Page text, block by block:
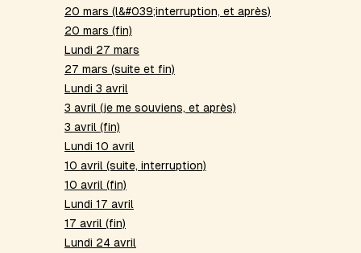
20 mars (l&#039;interruption, et après)
20 mars (fin)
Lundi 27 mars
27 mars (suite et fin)
Lundi 3 avril
3 avril (je me souviens, et après)
3 avril (fin)
Lundi 10 avril
10 avril (suite, interruption)
10 avril (fin)
Lundi 17 avril
17 avril (fin)
Lundi 24 avril